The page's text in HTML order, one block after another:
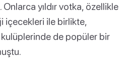
Onlarca yıldır votka, özellikle
içecekleri ile birlikte,
kulüplerinde de popüler bir